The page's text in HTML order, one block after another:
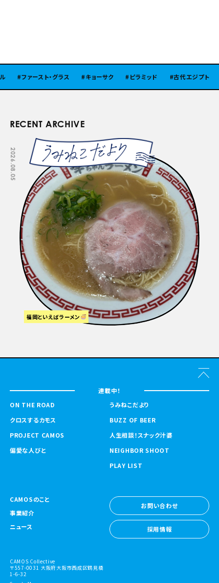
ファースト・グラス キョーサク ピラミッド 古代エジプト
RECENT ARCHIVE
2026.08.05
福岡といえばラーメン
連載中！
ON THE ROAD
クロスするカモス
PROJECT CAMOS
偏愛な人びと
うみねこだより
BUZZ OF BEER
人生相談！スナック汁婆
NEIGHBOR SHOOT
PLAY LIST
CAMOSのこと
事業紹介
ニュース
お問い合わせ
お問い合わせ
採用情報
CAMOS Collective
〒557-0031 大阪府大阪市西成区鶴見橋
1-6-32